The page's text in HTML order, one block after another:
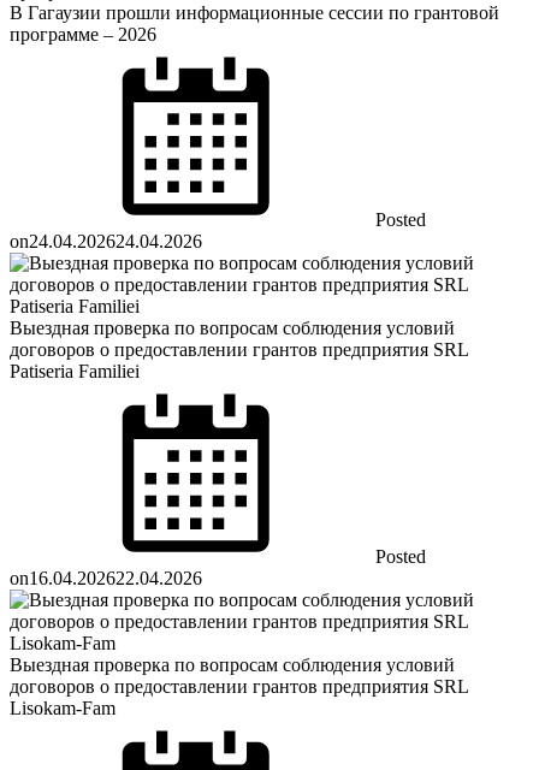
В Гагаузии прошли информационные сессии по грантовой
программе – 2026
Posted
on24.04.202624.04.2026
Выездная проверка по вопросам соблюдения условий
договоров о предоставлении грантов предприятия SRL
Patiseria Familiei
Posted
on16.04.202622.04.2026
Выездная проверка по вопросам соблюдения условий
договоров о предоставлении грантов предприятия SRL
Lisokam-Fam